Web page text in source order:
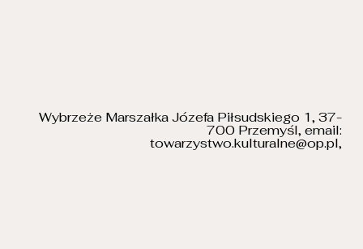
Wybrzeże Marszałka Józefa Piłsudskiego 1, 37-
700 Przemyśl, email:
towarzystwo.kulturalne@op.pl,